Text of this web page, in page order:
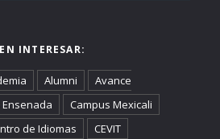
INTERESAR:
Alumni
Avance
Campus Mexicali
de Idiomas
CEVIT